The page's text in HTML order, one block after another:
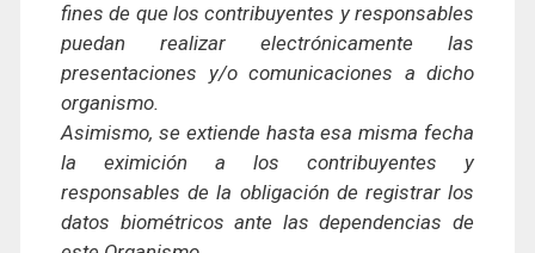
fines de que los contribuyentes y responsables
puedan realizar electrónicamente las
presentaciones y/o comunicaciones a dicho
organismo.
Asimismo, se extiende hasta esa misma fecha
la eximición a los contribuyentes y
responsables de la obligación de registrar los
datos biométricos ante las dependencias de